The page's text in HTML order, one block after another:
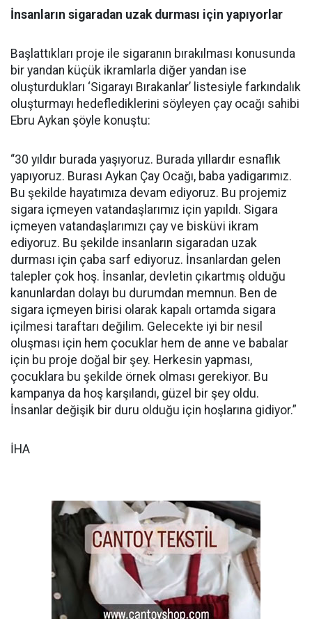
İnsanların sigaradan uzak durması için yapıyorlar
Başlattıkları proje ile sigaranın bırakılması konusunda
bir yandan küçük ikramlarla diğer yandan ise
oluşturdukları ‘Sigarayı Bırakanlar’ listesiyle farkındalık
oluşturmayı hedeflediklerini söyleyen çay ocağı sahibi
Ebru Aykan şöyle konuştu:
“30 yıldır burada yaşıyoruz. Burada yıllardır esnaflık
yapıyoruz. Burası Aykan Çay Ocağı, baba yadigarımız.
Bu şekilde hayatımıza devam ediyoruz. Bu projemiz
sigara içmeyen vatandaşlarımız için yapıldı. Sigara
içmeyen vatandaşlarımızı çay ve bisküvi ikram
ediyoruz. Bu şekilde insanların sigaradan uzak
durması için çaba sarf ediyoruz. İnsanlardan gelen
talepler çok hoş. İnsanlar, devletin çıkartmış olduğu
kanunlardan dolayı bu durumdan memnun. Ben de
sigara içmeyen birisi olarak kapalı ortamda sigara
içilmesi taraftarı değilim. Gelecekte iyi bir nesil
oluşması için hem çocuklar hem de anne ve babalar
için bu proje doğal bir şey. Herkesin yapması,
çocuklara bu şekilde örnek olması gerekiyor. Bu
kampanya da hoş karşılandı, güzel bir şey oldu.
İnsanlar değişik bir duru olduğu için hoşlarına gidiyor.”
İHA